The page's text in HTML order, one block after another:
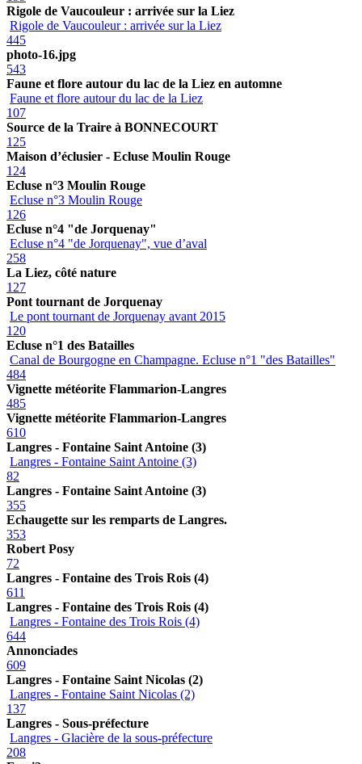
Rigole de Vaucouleur : arrivée sur la Liez
Rigole de Vaucouleur : arrivée sur la Liez
445
photo-16.jpg
543
Faune et flore autour du lac de la Liez en automne
Faune et flore autour du lac de la Liez
107
Source de la Traire à BONNECOURT
125
Maison d’éclusier - Ecluse Moulin Rouge
124
Ecluse n°3 Moulin Rouge
Ecluse n°3 Moulin Rouge
126
Ecluse n°4 "de Jorquenay"
Ecluse n°4 "de Jorquenay", vue d’aval
258
La Liez, côté nature
127
Pont tournant de Jorquenay
Le pont tournant de Jorquenay avant 2015
120
Ecluse n°1 des Batailles
Canal de Bourgogne en Champagne. Ecluse n°1 "des Batailles"
484
Vignette météorite Flammarion-Langres
485
Vignette météorite Flammarion-Langres
610
Langres - Fontaine Saint Antoine (3)
Langres - Fontaine Saint Antoine (3)
82
Langres - Fontaine Saint Antoine (3)
355
Echaugette sur les remparts de Langres.
353
Robert Posy
72
Langres - Fontaine des Trois Rois (4)
611
Langres - Fontaine des Trois Rois (4)
Langres - Fontaine des Trois Rois (4)
644
Annonciades
609
Langres - Fontaine Saint Nicolas (2)
Langres - Fontaine Saint Nicolas (2)
137
Langres - Sous-préfecture
Langres - Glacière de la sous-préfecture
208